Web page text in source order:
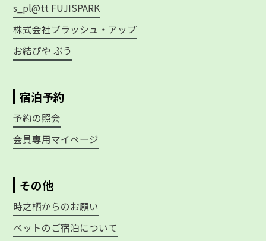
s_pl@tt FUJISPARK
株式会社ブラッシュ・アップ
お結びや ぶう
宿泊予約
予約の照会
会員専用マイページ
その他
時之栖からのお願い
ペットのご宿泊について